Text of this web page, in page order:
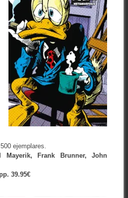
ejemplares.
Mayerik, Frank Brunner, John
39.95€